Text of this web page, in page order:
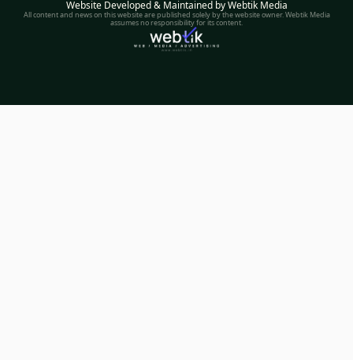
Website Developed & Maintained by Webtik Media
All content and news on this website are published solely by the website owner. Webtik Media
assumes no responsibility for its content.